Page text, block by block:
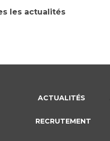
les actualités
ACTUALITÉS
RECRUTEMENT